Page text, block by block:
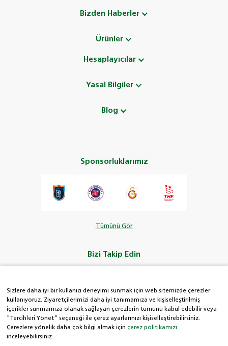
Bizden Haberler
Ürünler
Hesaplayıcılar
Yasal Bilgiler
Blog
Sponsorluklarımız
Tümünü Gör
Bizi Takip Edin
HDI Kolay Hat
Sizlere daha iyi bir kullanıcı deneyimi sunmak için web sitemizde çerezler
kullanıyoruz. Ziyaretçilerimizi daha iyi tanımamıza ve kişiselleştirilmiş
içerikler sunmamıza olanak sağlayan çerezlerin tümünü kabul edebilir veya
"Tercihleri Yönet" seçeneği ile çerez ayarlarınızı kişiselleştirebilirsiniz.
Çerezlere yönelik daha çok bilgi almak içinçerez politikamızı
inceleyebilirsiniz.